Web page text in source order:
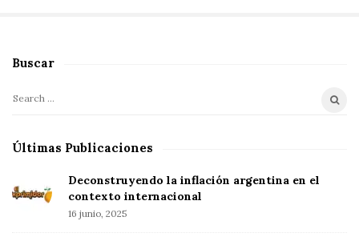
S
S
d
Buscar
S
a
h
Últimas Publicaciones
Deconstruyendo la inflación argentina en el
contexto internacional
16 junio, 2025